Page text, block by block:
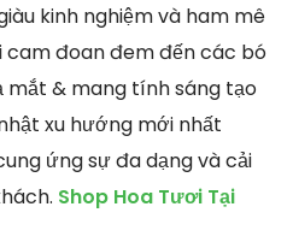
kinh nghiệm và ham mê
cam đoan đem đến các bó
mắt & mang tính sáng tạo
xu hướng mới nhất
ứng sự đa dạng và cải
Shop Hoa Tươi Tại